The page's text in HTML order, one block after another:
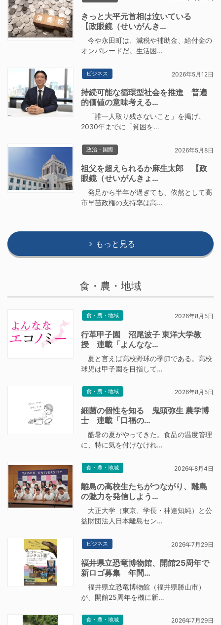
きっと大平元首相は泣いている
【政眼鏡（せいがんき…
今や永田町は、減税や補助金、給付金の
オンパレードだ。生活困…
ビジネス 2026年5月12日
持続可能な循環型社会を推進 普遍
的価値の意味考える…
「誰一人取り残さないこと」を掲げ、
2030年までに「貧困を…
政治・国際 2026年5月8日
祖父を超えられるか麻生太郎 【政
眼鏡（せいがんきょ…
発足から半年が過ぎても、依然として高
市早苗政権の支持率は高…
もっと見る
食・農・地域
食・農・地域 2026年8月5日
行革甲子園 沼尾波子 東洋大学教
授 連載「よんなな…
夏と言えば高校野球の季節である。高校
球児は甲子園を目指して…
食・農・地域 2026年8月5日
細菌の個性を知る 鬼頭弥生 農学博
士 連載「口福の…
酷暑の夏がやってきた。食品の温度管理
に、特に気を付けなけれ…
食・農・地域 2026年8月4日
離島の高校生たちがつながり、離島
の魅力を発信しよう…
大正大学（東京、学長・神達知純）と公
益財団法人日本離島セン…
ビジネス 2026年7月29日
福井県立恐竜博物館、開館25周年で
新ロゴ募集 年間…
福井県立恐竜博物館（福井県勝山市）
が、開館25周年を機に新…
食・農・地域 2026年7月29日